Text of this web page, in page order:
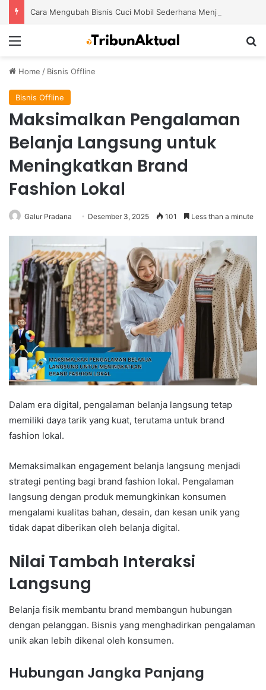
Home / Bisnis Offline
Bisnis Offline
Maksimalkan Pengalaman
Belanja Langsung untuk
Meningkatkan Brand
Fashion Lokal
Galur Pradana Desember 3, 2025 101 Less than a minute
Dalam era digital, pengalaman belanja langsung tetap
memiliki daya tarik yang kuat, terutama untuk brand
fashion lokal.
Memaksimalkan engagement belanja langsung menjadi
strategi penting bagi brand fashion lokal. Pengalaman
langsung dengan produk memungkinkan konsumen
mengalami kualitas bahan, desain, dan kesan unik yang
tidak dapat diberikan oleh belanja digital.
Nilai Tambah Interaksi
Langsung
Belanja fisik membantu brand membangun hubungan
dengan pelanggan. Bisnis yang menghadirkan pengalaman
unik akan lebih dikenal oleh konsumen.
Hubungan Jangka Panjang